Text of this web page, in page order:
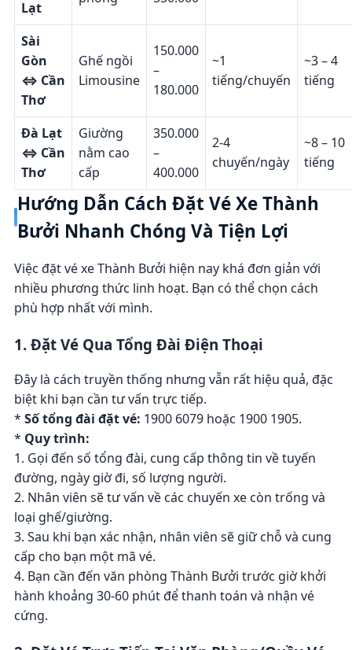
Lạt
Sài
Gòn
⇔ Cần
Thơ
Ghế ngồi
Limousine
150.000
–
180.000
~1
tiếng/chuyến
~3 – 4
tiếng
Đà Lạt
⇔ Cần
Thơ
Giường
nằm cao
cấp
350.000
–
400.000
2-4
chuyến/ngày
~8 – 10
tiếng
Hướng Dẫn Cách Đặt Vé Xe Thành
Bưởi Nhanh Chóng Và Tiện Lợi
Việc đặt vé xe Thành Bưởi hiện nay khá đơn giản với
nhiều phương thức linh hoạt. Bạn có thể chọn cách
phù hợp nhất với mình.
1. Đặt Vé Qua Tổng Đài Điện Thoại
Đây là cách truyền thống nhưng vẫn rất hiệu quả, đặc
biệt khi bạn cần tư vấn trực tiếp.
* Số tổng đài đặt vé: 1900 6079 hoặc 1900 1905.
* Quy trình:
1. Gọi đến số tổng đài, cung cấp thông tin về tuyến
đường, ngày giờ đi, số lượng người.
2. Nhân viên sẽ tư vấn về các chuyến xe còn trống và
loại ghế/giường.
3. Sau khi bạn xác nhận, nhân viên sẽ giữ chỗ và cung
cấp cho bạn một mã vé.
4. Bạn cần đến văn phòng Thành Bưởi trước giờ khởi
hành khoảng 30-60 phút để thanh toán và nhận vé
cứng.